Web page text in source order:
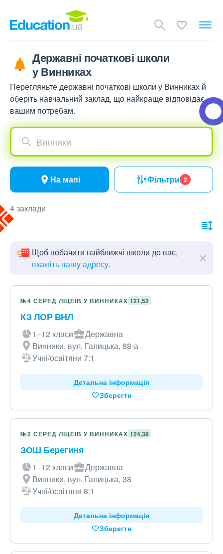
Державні початкові школи
у Винниках
Перегляньте державні початкові школи у Винниках й
оберіть навчальний заклад, що найкраще відповідає
вашим потребам.
Винники
На мапі Фільтри 2
4 заклади
Щоб побачити найближчі школи до вас,
вкажіть вашу адресу.
№4 СЕРЕД ЛІЦЕЇВ У ВИННИКАХ 121,52
КЗ ЛОР ВНЛ
1–12 класи
Державна
Винники, вул. Галицька, 88-а
Учні/освітяни 7:1
Детальна інформація
Зберегти
№2 СЕРЕД ЛІЦЕЇВ У ВИННИКАХ 124,39
ЗОШ Берегиня
1–12 класи
Державна
Винники, вул. Галицька, 38
Учні/освітяни 8:1
Детальна інформація
Зберегти